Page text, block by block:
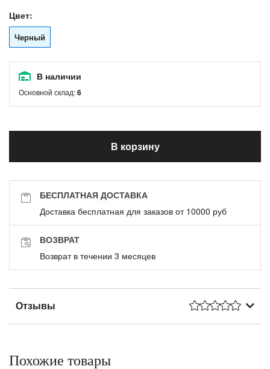
Цвет:
Черный
В наличии
Основной склад:6
В корзину
БЕСПЛАТНАЯ ДОСТАВКА
Доставка бесплатная для заказов от 10000 руб
ВОЗВРАТ
Возврат в течении 3 месяцев
Отзывы
Похожие товары